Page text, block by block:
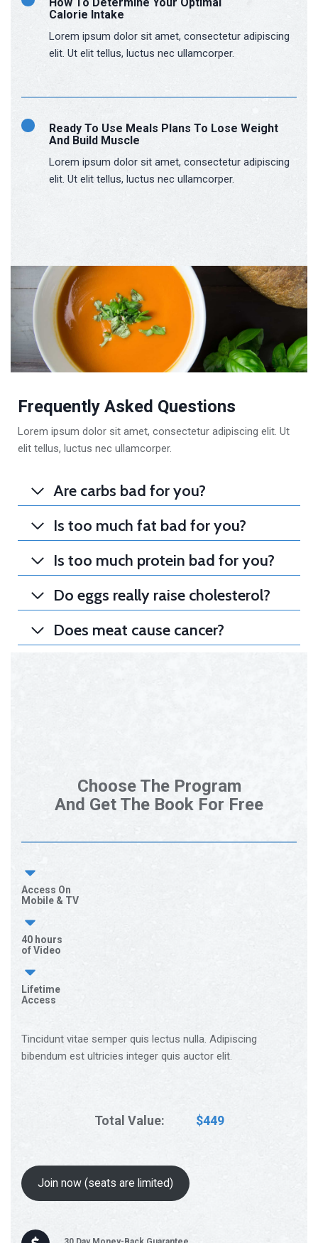
Calorie Intake
Lorem ipsum dolor sit amet, consectetur adipiscing
elit. Ut elit tellus, luctus nec ullamcorper.
Ready To Use Meals Plans To Lose Weight
And Build Muscle
Lorem ipsum dolor sit amet, consectetur adipiscing
elit. Ut elit tellus, luctus nec ullamcorper.
Frequently Asked Questions
Lorem ipsum dolor sit amet, consectetur adipiscing elit. Ut
elit tellus, luctus nec ullamcorper.
Are carbs bad for you?
Is too much fat bad for you?
Is too much protein bad for you?
Do eggs really raise cholesterol?
Does meat cause cancer?
Choose The Program
And Get The Book For Free
Access On
Mobile & TV
40 hours
of Video
Lifetime
Access
Tincidunt vitae semper quis lectus nulla. Adipiscing
bibendum est ultricies integer quis auctor elit.
Total Value: $449
Join now (seats are limited)